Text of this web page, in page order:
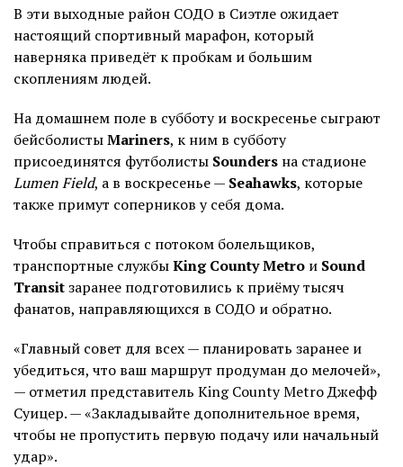
В эти выходные район СОДО в Сиэтле ожидает
настоящий спортивный марафон, который
наверняка приведёт к пробкам и большим
скоплениям людей.
На домашнем поле в субботу и воскресенье сыграют
бейсболистыMariners, к ним в субботу
присоединятся футболисты Sounders на стадионе
Lumen Field, а в воскресенье — Seahawks, которые
также примут соперников у себя дома.
Чтобы справиться с потоком болельщиков,
транспортные службыKing County Metro и Sound
Transitзаранее подготовились к приёму тысяч
фанатов, направляющихся в СОДО и обратно.
«Главный совет для всех — планировать заранее и
убедиться, что ваш маршрут продуман до мелочей»,
— отметил представитель King County Metro Джефф
Суицер. — «Закладывайте дополнительное время,
чтобы не пропустить первую подачу или начальный
удар».